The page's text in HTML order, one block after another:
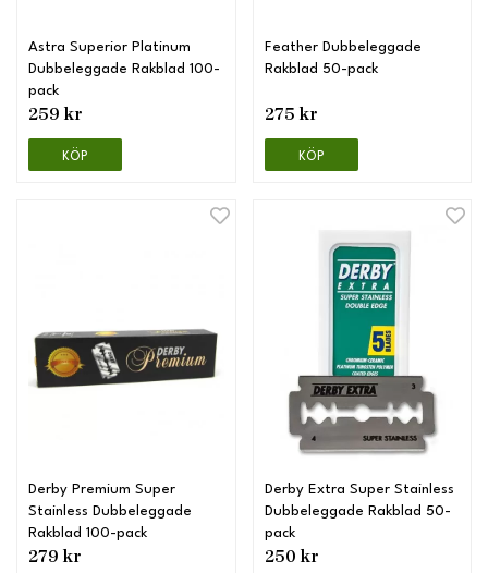
Astra Superior Platinum
Dubbeleggade Rakblad 100-
pack
259 kr
KÖP
Feather Dubbeleggade
Rakblad 50-pack
275 kr
KÖP
Derby Premium Super
Stainless Dubbeleggade
Rakblad 100-pack
279 kr
Derby Extra Super Stainless
Dubbeleggade Rakblad 50-
pack
250 kr